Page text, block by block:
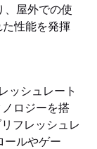
、屋外での使
性能を発揮
ッシュレート
ロジーを搭
フレッシュレ
ールやゲー